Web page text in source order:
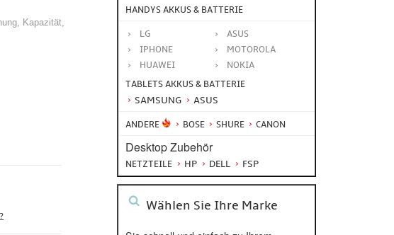
Kapazität,
HANDYS AKKUS & BATTERIE
LG
ASUS
IPHONE
MOTOROLA
HUAWEI
NOKIA
TABLETS AKKUS & BATTERIE
SAMSUNG ASUS
ANDERE BOSE SHURE CANON
Desktop Zubehör
NETZTEILE HP DELL FSP
Wählen Sie Ihre Marke